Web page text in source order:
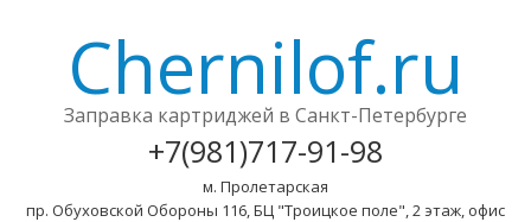
Chernilof.ru
Заправка картриджей в Санкт-Петербурге
+7(981)717-91-98
м. Пролетарская
пр. Обуховской Обороны 116, БЦ "Троицкое поле", 2 этаж, офис